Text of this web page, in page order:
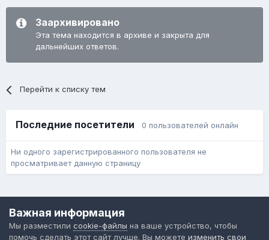
Заархивировано
Эта тема находится в архиве и закрыта для
дальнейших ответов.
Перейти к списку тем
Последние посетители 0 пользователей онлайн
Ни одного зарегистрированного пользователя не
просматривает данную страницу
Форум общественного транспорта
Powered by Invision Community
Важная информация
Мы разместили cookie-файлы на ваше устройство, чтобы
помочь сделать этот сайт лучше. Вы можете изменить свои